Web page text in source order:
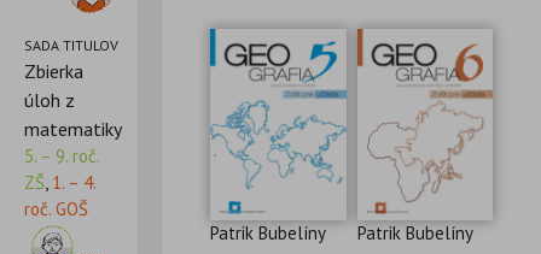
SADA TITULOV
Zbierka
úloh z
matematiky
5. – 9. roč.
ZŠ, 1. – 4.
roč. GOŠ
Patrik Bubelíny Patrik Bubelíny